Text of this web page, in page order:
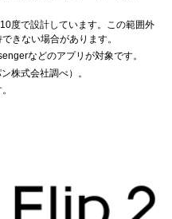
度で設計しています。この範囲外
きない場合があります。
などのアプリが対象です。
株式会社調べ）。